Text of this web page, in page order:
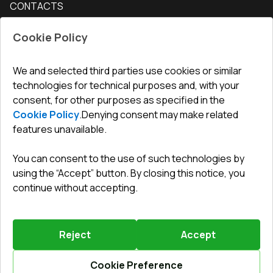
Interior doors
How to measure windows
For companies, cooperation
Conditions for returning goods
Guarantee
CONTACTS
undefined(undefined)
info@toptechnik.com.pl
Polityka prywatności
REGULAMIN
©2026.All right reserved.Powered byVitrager.com.
Report a problem?
Cookie Policy
We and selected third parties use cookies or similar
technologies for technical purposes and, with your
consent, for other purposes as specified in the
Cookie Policy.Denying consent may make related
features unavailable.
You can consent to the use of such technologies by
using the “Accept” button. By closing this notice, you
continue without accepting.
Reject Accept
Cookie Preference